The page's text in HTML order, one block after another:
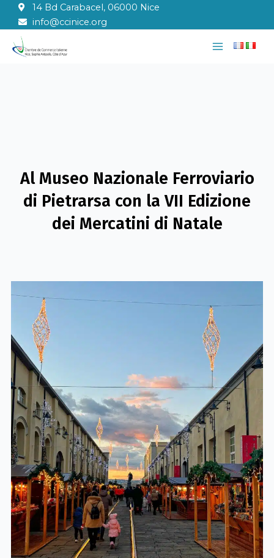
contenuto
14 Bd Carabacel, 06000 Nice
info@ccinice.org
Main
Al Museo Nazionale Ferroviario
di Pietrarsa con la VII Edizione
dei Mercatini di Natale